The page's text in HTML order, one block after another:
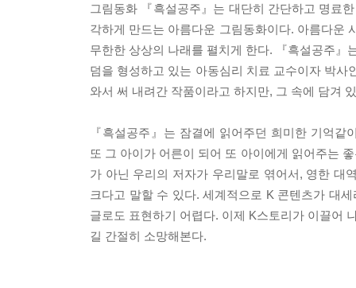
그림동화 『흑설공주』는 대단히 간단하고 명료
각하게 만드는 아름다운 그림동화이다. 아름다운
무한한 상상의 나래를 펼치게 한다. 『흑설공주
덤을 형성하고 있는 아동심리 치료 교수이자 박
와서 써 내려간 작품이라고 하지만, 그 속에 담겨
『흑설공주』는 잠결에 읽어주던 희미한 기억
또 그 아이가 어른이 되어 또 아이에게 읽어주는
가 아닌 우리의 저자가 우리말로 엮어서, 영한 대
크다고 말할 수 있다. 세계적으로 K 콘텐츠가 대
글로도 표현하기 어렵다. 이제 K스토리가 이끌어
길 간절히 소망해본다.